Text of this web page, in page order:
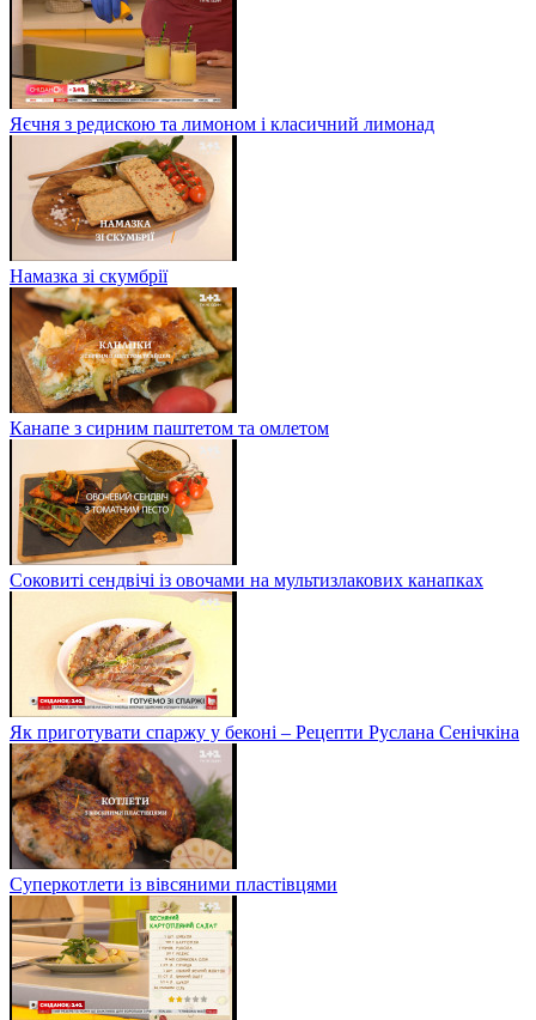
Яєчня з редискою та лимоном і класичний лимонад
Намазка зі скумбрії
Канапе з сирним паштетом та омлетом
Соковиті сендвічі із овочами на мультизлакових канапках
Як приготувати спаржу у беконі – Рецепти Руслана Сенічкіна
Суперкотлети із вівсяними пластівцями